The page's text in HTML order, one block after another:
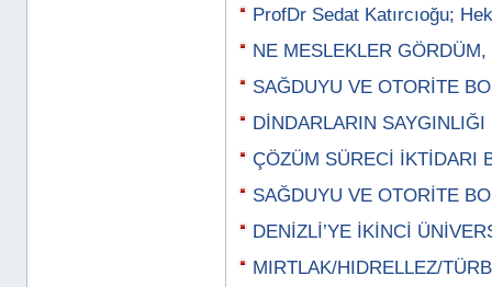
ProfDr Sedat Katırcıoğu;
NE MESLEKLER
SAĞDUYU VE OTORİTE
DİNDARLARIN
ÇÖZÜM SÜRECİ İKTİDARI
SAĞDUYU VE OTORİTE
DENİZLİ’YE İKİNCİ
MIRTLAK/HIDRELLEZ/